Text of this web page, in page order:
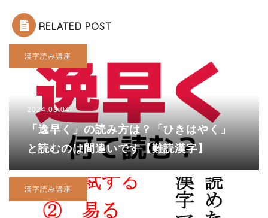
RELATED POST
漢字読み講座
2024.03.04
「逸早く」の読み方は？「ひきはやく」
と読むのは間違いです【難読漢字】
漢字読み講座